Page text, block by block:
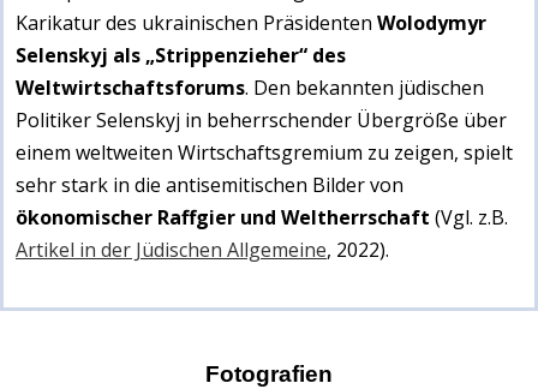
Karikatur des ukrainischen Präsidenten Wolodymyr
Selenskyj als „Strippenzieher“ des
Weltwirtschaftsforums. Den bekannten jüdischen
Politiker Selenskyj in beherrschender Übergröße über
einem weltweiten Wirtschaftsgremium zu zeigen, spielt
sehr stark in die antisemitischen Bilder von
ökonomischer Raffgier und Weltherrschaft (Vgl. z.B.
Artikel in der Jüdischen Allgemeine, 2022).
Fotografien